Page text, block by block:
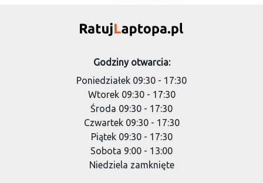
Godziny otwarcia:
Poniedziałek 09:30 - 17:30
Wtorek 09:30 - 17:30
Środa 09:30 - 17:30
Czwartek 09:30 - 17:30
Piątek 09:30 - 17:30
Sobota 9:00 - 13:00
Niedziela zamknięte